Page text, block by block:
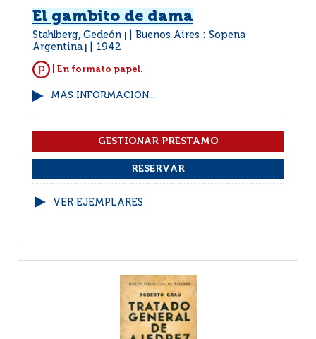
El gambito de dama
Stahlberg, Gedeón
Buenos Aires : Sopena
Argentina
1942
| En formato papel.
MÁS INFORMACIÓN...
VER EJEMPLARES